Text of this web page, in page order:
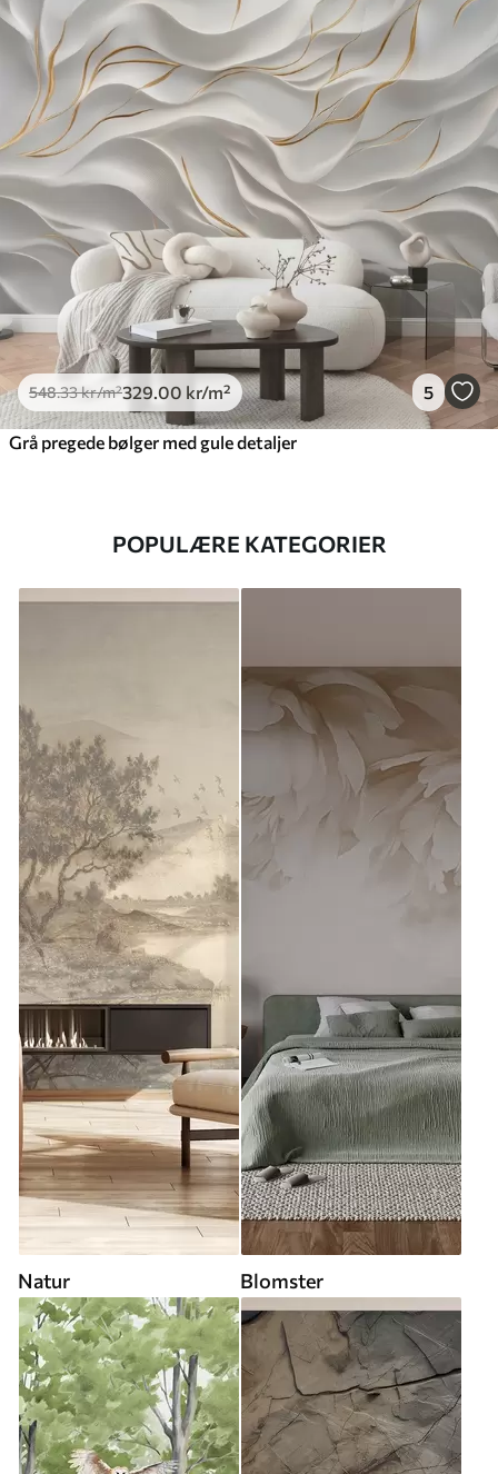
548.33kr/m²329 .00 kr/m² 5
Grå pregede bølger med gule detaljer
POPULÆRE KATEGORIER
Natur Blomster